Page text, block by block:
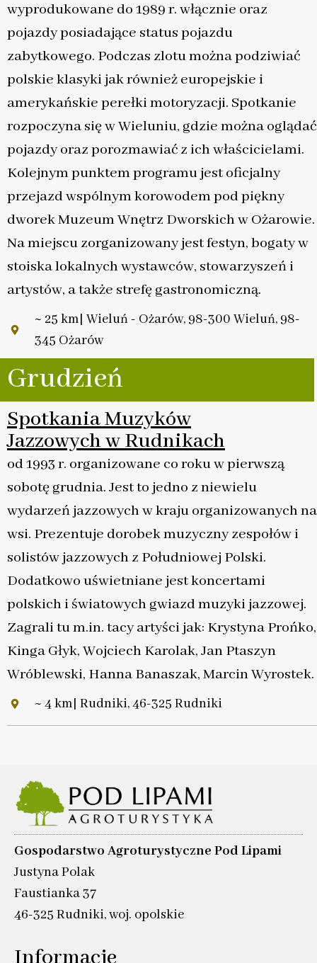
wyprodukowane do 1989 r. włącznie oraz
pojazdy posiadające status pojazdu
zabytkowego. Podczas zlotu można podziwiać
polskie klasyki jak również europejskie i
amerykańskie perełki motoryzacji. Spotkanie
rozpoczyna się w Wieluniu, gdzie można oglądać
pojazdy oraz porozmawiać z ich właścicielami.
Kolejnym punktem programu jest oficjalny
przejazd wspólnym korowodem pod piękny
dworek Muzeum Wnętrz Dworskich w Ożarowie.
Na miejscu zorganizowany jest festyn, bogaty w
stoiska lokalnych wystawców, stowarzyszeń i
artystów, a także strefę gastronomiczną.
~ 25 km| Wieluń - Ożarów, 98-300 Wieluń, 98-
345 Ożarów
Grudzień
Spotkania Muzyków
Jazzowych w Rudnikach
od 1993 r. organizowane co roku w pierwszą
sobotę grudnia. Jest to jedno z niewielu
wydarzeń jazzowych w kraju organizowanych na
wsi. Prezentuje dorobek muzyczny zespołów i
solistów jazzowych z Południowej Polski.
Dodatkowo uświetniane jest koncertami
polskich i światowych gwiazd muzyki jazzowej.
Zagrali tu m.in. tacy artyści jak: Krystyna Prońko,
Kinga Głyk, Wojciech Karolak, Jan Ptaszyn
Wróblewski, Hanna Banaszak, Marcin Wyrostek.
~ 4 km| Rudniki, 46-325 Rudniki
Gospodarstwo Agroturystyczne Pod Lipami
Justyna Polak
Faustianka 37
46-325 Rudniki, woj. opolskie